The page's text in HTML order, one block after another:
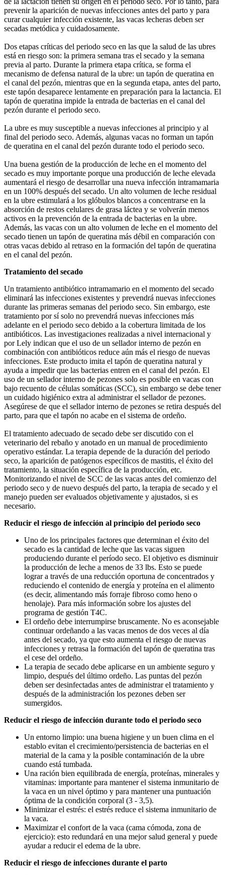
prevenir la aparición de nuevas infecciones antes del parto y para
curar cualquier infección existente, las vacas lecheras deben ser
secadas metódica y cuidadosamente.
Dos etapas críticas del periodo seco en las que la salud de las ubres
está en riesgo son: la primera semana tras el secado y la semana
previa al parto. Durante la primera etapa crítica, se forma el
mecanismo de defensa natural de la ubre: un tapón de queratina en
el canal del pezón, mientras que en la segunda etapa, antes del parto,
este tapón desaparece lentamente en preparación para la lactancia. El
tapón de queratina impide la entrada de bacterias en el canal del
pezón durante el periodo seco.
La ubre es muy susceptible a nuevas infecciones al principio y al
final del periodo seco. Además, algunas vacas no forman un tapón
de queratina en el canal del pezón durante todo el periodo seco.
Una buena gestión de la producción de leche en el momento del
secado es muy importante porque una producción de leche elevada
aumentará el riesgo de desarrollar una nueva infección intramamaria
en un 100% después del secado. Un alto volumen de leche residual
en la ubre estimulará a los glóbulos blancos a concentrarse en la
absorción de restos celulares de grasa láctea y se volverán menos
activos en la prevención de la entrada de bacterias en la ubre.
Además, las vacas con un alto volumen de leche en el momento del
secado tienen un tapón de queratina más débil en comparación con
otras vacas debido al retraso en la formación del tapón de queratina
en el canal del pezón.
Tratamiento del secado
Un tratamiento antibiótico intramamario en el momento del secado
eliminará las infecciones existentes y prevendrá nuevas infecciones
durante las primeras semanas del periodo seco. Sin embargo, este
tratamiento por sí solo no prevendrá nuevas infecciones más
adelante en el periodo seco debido a la cobertura limitada de los
antibióticos. Las investigaciones realizadas a nivel internacional y
por Lely indican que el uso de un sellador interno de pezón en
combinación con antibióticos reduce aún más el riesgo de nuevas
infecciones. Este producto imita el tapón de queratina natural y
ayuda a impedir que las bacterias entren en el canal del pezón. El
uso de un sellador interno de pezones solo es posible en vacas con
bajo recuento de células somáticas (SCC), sin embargo se debe tener
un cuidado higiénico extra al administrar el sellador de pezones.
Asegúrese de que el sellador interno de pezones se retira después del
parto, para que el tapón no acabe en el sistema de ordeño.
El tratamiento adecuado de secado debe ser discutido con el
veterinario del rebaño y anotado en un manual de procedimiento
operativo estándar. La terapia depende de la duración del periodo
seco, la aparición de patógenos específicos de mastitis, el éxito del
tratamiento, la situación específica de la producción, etc.
Monitorizando el nivel de SCC de las vacas antes del comienzo del
periodo seco y de nuevo después del parto, la terapia de secado y el
manejo pueden ser evaluados objetivamente y ajustados, si es
necesario.
Reducir el riesgo de infección al principio del periodo seco
Uno de los principales factores que determinan el éxito del
secado es la cantidad de leche que las vacas siguen
produciendo durante el período seco. El objetivo es disminuir
la producción de leche a menos de 33 lbs. Esto se puede
lograr a través de una reducción oportuna de concentrados y
reduciendo el contenido de energía y proteína en el alimento
(es decir, alimentando más forraje fibroso como heno o
henolaje). Para más información sobre los ajustes del
programa de gestión T4C.
El ordeño debe interrumpirse bruscamente. No es aconsejable
continuar ordeñando a las vacas menos de dos veces al día
antes del secado, ya que esto aumenta el riesgo de nuevas
infecciones y retrasa la formación del tapón de queratina tras
el cese del ordeño.
La terapia de secado debe aplicarse en un ambiente seguro y
limpio, después del último ordeño. Las puntas del pezón
deben ser desinfectadas antes de administrar el tratamiento y
después de la administración los pezones deben ser
sumergidos.
Reducir el riesgo de infección durante todo el periodo seco
Un entorno limpio: una buena higiene y un buen clima en el
establo evitan el crecimiento/persistencia de bacterias en el
material de la cama y la posible contaminación de la ubre
cuando está tumbada.
Una ración bien equilibrada de energía, proteínas, minerales y
vitaminas: importante para mantener el sistema inmunitario de
la vaca en un nivel óptimo y para mantener una puntuación
óptima de la condición corporal (3 - 3,5).
Minimizar el estrés: el estrés reduce el sistema inmunitario de
la vaca.
Maximizar el confort de la vaca (cama cómoda, zona de
ejercicio): esto redundará en una mejor salud general y puede
ayudar a reducir el edema de la ubre.
Reducir el riesgo de infecciones durante el parto